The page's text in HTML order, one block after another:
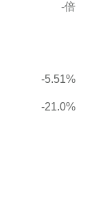
-倍
-5.51%
-21.0%